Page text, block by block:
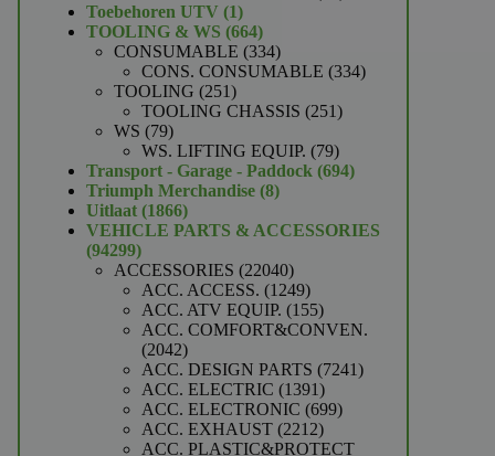
Toebehoren UTV 11
product
TOOLING & WS 664664
producten
CONSUMABLE 334334
producten
CONS. CONSUMABLE 334334
TOOLING 251251
producten
TOOLING CHASSIS 251251
WS 7979
producten
WS. LIFTING EQUIP. 7979
producten
Transport - Garage - Paddock 694694
Triumph Merchandise 88
Uitlaat 18661866
producten
VEHICLE PARTS & ACCESSORIES
9429994299
producten
ACCESSORIES 2204022040
producten
ACC. ACCESS. 12491249
producten
ACC. ATV EQUIP. 155155
producten
ACC. COMFORT&CONVEN.
20422042
producten
ACC. DESIGN PARTS 72417241
ACC. ELECTRIC 13911391
producten
ACC. ELECTRONIC 699699
ACC. EXHAUST 22122212
producten
ACC. PLASTIC&PROTECT